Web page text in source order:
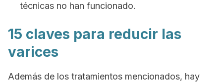
técnicas no han funcionado.
15 claves para reducir las
varices
Además de los tratamientos mencionados, hay